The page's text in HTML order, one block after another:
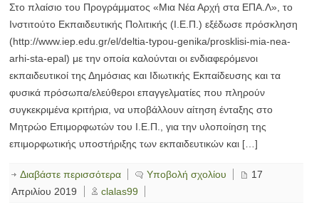
Στο πλαίσιο του Προγράμματος «Μια Νέα Αρχή στα ΕΠΑ.Λ», το
Ινστιτούτο Εκπαιδευτικής Πολιτικής (Ι.Ε.Π.) εξέδωσε πρόσκληση
(http://www.iep.edu.gr/el/deltia-typou-genika/prosklisi-mia-nea-
arhi-sta-epal) με την οποία καλούνται οι ενδιαφερόμενοι
εκπαιδευτικοί της Δημόσιας και Ιδιωτικής Εκπαίδευσης και τα
φυσικά πρόσωπα/ελεύθεροι επαγγελματίες που πληρούν
συγκεκριμένα κριτήρια, να υποβάλλουν αίτηση ένταξης στο
Μητρώο Επιμορφωτών του Ι.Ε.Π., για την υλοποίηση της
επιμορφωτικής υποστήριξης των εκπαιδευτικών και […]
Διαβάστε περισσότερα Υποβολή σχολίου
17
Απριλίου 2019
clalas99